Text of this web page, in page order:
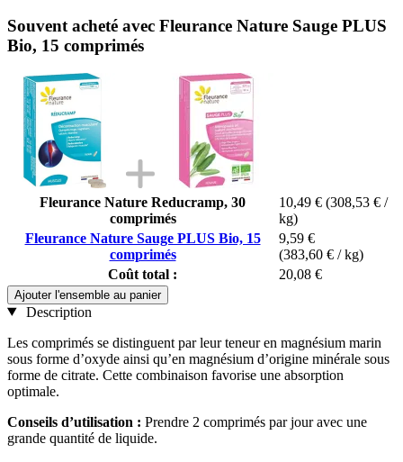
Souvent acheté avec Fleurance Nature Sauge PLUS
Bio, 15 comprimés
Fleurance Nature Reducramp, 30
comprimés
10,49 € (308,53 € /
kg)
Fleurance Nature Sauge PLUS Bio, 15
comprimés
9,59 €
(383,60 € / kg)
Coût total :
20,08 €
Ajouter l'ensemble au panier
Description
Les comprimés se distinguent par leur teneur en magnésium marin
sous forme d’oxyde ainsi qu’en magnésium d’origine minérale sous
forme de citrate. Cette combinaison favorise une absorption
optimale.
Conseils d’utilisation : Prendre 2 comprimés par jour avec une
grande quantité de liquide.